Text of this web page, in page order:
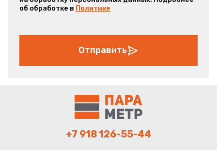
об обработке в Политике
Отправить
+7 918 126-55-44